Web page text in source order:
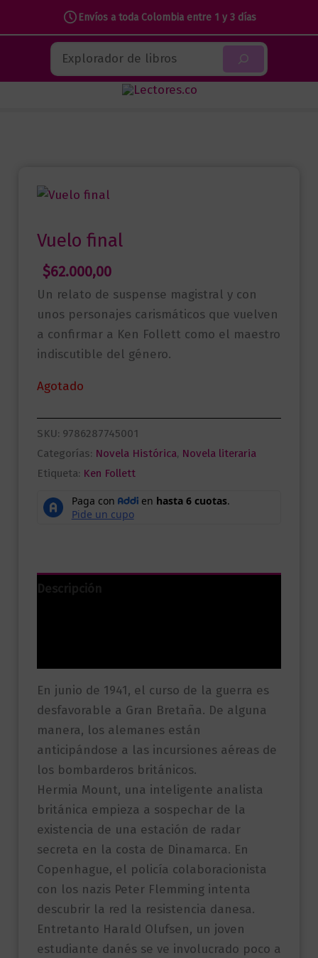
Envíos a toda Colombia entre 1 y 3 días
contenido
Buscar
Vuelo final
$62.000,00
Un relato de suspense magistral y con
unos personajes carismáticos que vuelven
a confirmar a Ken Follett como el maestro
indiscutible del género.
Agotado
SKU: 9786287745001
Categorías: Novela Histórica, Novela literaria
Etiqueta: Ken Follett
Descripción
En junio de 1941, el curso de la guerra es
desfavorable a Gran Bretaña. De alguna
manera, los alemanes están
anticipándose a las incursiones aéreas de
los bombarderos británicos.
Hermia Mount, una inteligente analista
británica empieza a sospechar de la
existencia de una estación de radar
secreta en la costa de Dinamarca. En
Copenhague, el policía colaboracionista
con los nazis Peter Flemming intenta
descubrir la red la resistencia danesa.
Entretanto Harald Olufsen, un joven
estudiante danés se ve involucrado poco a